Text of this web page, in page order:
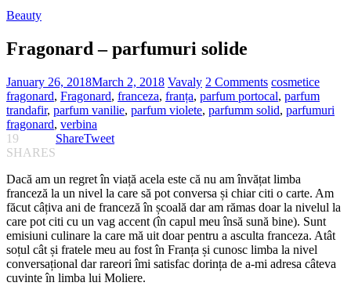
Beauty
Fragonard – parfumuri solide
January 26, 2018March 2, 2018 Vavaly 2 Comments cosmetice
fragonard, Fragonard, franceza, franța, parfum portocal, parfum
trandafir, parfum vanilie, parfum violete, parfumm solid, parfumuri
fragonard, verbina
19
SHARES
ShareTweet
Dacă am un regret în viață acela este că nu am învățat limba
franceză la un nivel la care să pot conversa și chiar citi o carte. Am
făcut câțiva ani de franceză în școală dar am rămas doar la nivelul la
care pot citi cu un vag accent (în capul meu însă sună bine). Sunt
emisiuni culinare la care mă uit doar pentru a asculta franceza. Atât
soțul cât și fratele meu au fost în Franța și cunosc limba la nivel
conversațional dar rareori îmi satisfac dorința de a-mi adresa câteva
cuvinte în limba lui Moliere.